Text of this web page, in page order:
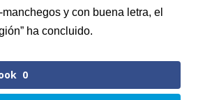
y con buena letra, el
ha concluido.
0